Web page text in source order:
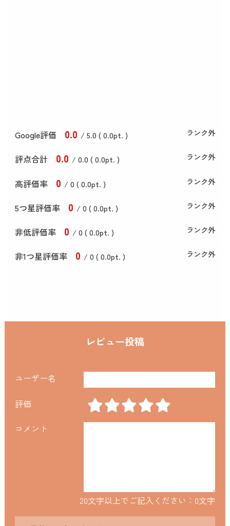
Google評価 0.0 / 5.0 ( 0.0pt. ) ランク外
評点合計 0.0 / 0.0 ( 0.0pt. ) ランク外
高評価率 0 / 0 ( 0.0pt. ) ランク外
5つ星評価率 0 / 0 ( 0.0pt. ) ランク外
非低評価率 0 / 0 ( 0.0pt. ) ランク外
非1つ星評価率 0 / 0 ( 0.0pt. ) ランク外
レビュー投稿
ユーザー名
評価
コメント
20文字以上でご記入ください： 0文字